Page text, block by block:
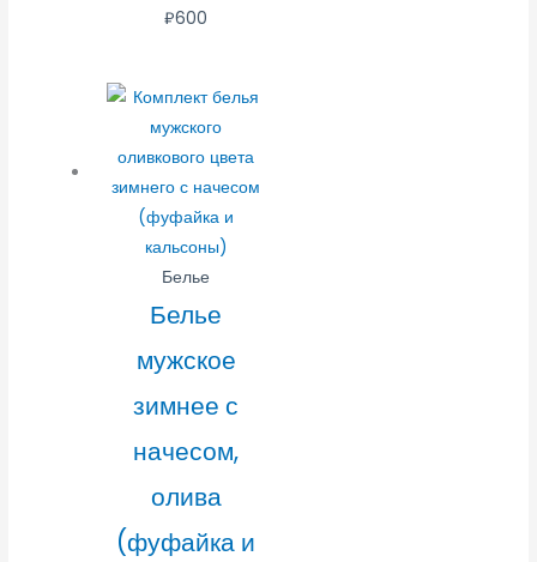
₽600
Белье
Белье
мужское
зимнее с
начесом,
олива
(фуфайка и